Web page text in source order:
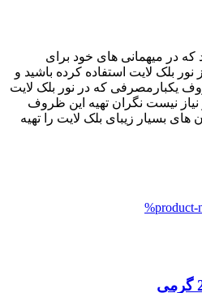
در میهمانی های خود برای
نور بلک لایت استفاده کرده باشید و
یکبارمصرفی که در نور بلک لایت
نیست نگران تهیه این ظروف
های بسیار زیبای بلک لایت را تهیه